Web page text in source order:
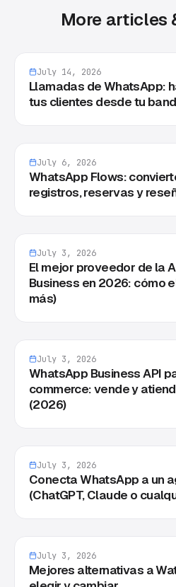
More articles
July 14, 2026
Llamadas de WhatsApp:
tus clientes desde tu
July 6, 2026
WhatsApp Flows:
registros, reservas y
July 3, 2026
El mejor proveedor de la
Business en 2026: cómo
más)
July 3, 2026
WhatsApp Business API
commerce: vende y
(2026)
July 3, 2026
Conecta WhatsApp a un
(ChatGPT, Claude o
July 3, 2026
Mejores alternativas a